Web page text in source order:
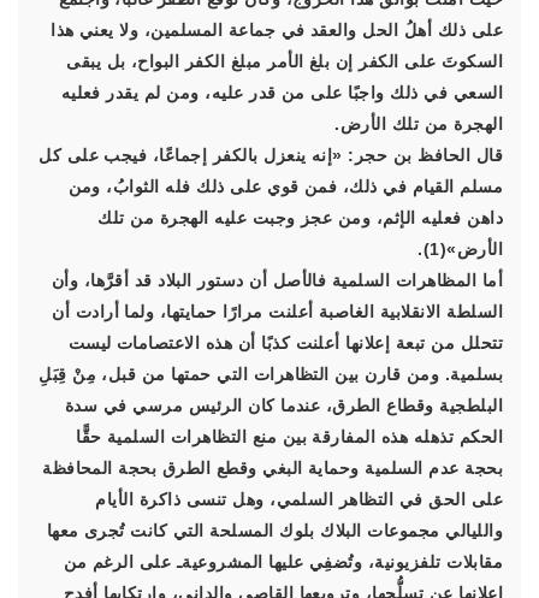
على ذلك أهلُ الحل والعقد في جماعة المسلمين، ولا يعني هذا
السكوتَ على الكفر إن بلغ الأمر مبلغ الكفر البواح، بل يبقى
السعي في ذلك واجبًا على من قدر عليه، ومن لم يقدر فعليه
الهجرة من تلك الأرض.
قال الحافظ بن حجر: «إنه ينعزل بالكفر إجماعًا، فيجب على كل
مسلم القيام في ذلك، فمن قوي على ذلك فله الثوابُ، ومن
داهن فعليه الإثم، ومن عجز وجبت عليه الهجرة من تلك
الأرض»(1).
أما المظاهرات السلمية فالأصل أن دستور البلاد قد أقرَّها، وأن
السلطة الانقلابية الغاصبة أعلنت مرارًا حمايتها، ولما أرادت أن
تتحلل من تبعة إعلانها أعلنت كذبًا أن هذه الاعتصامات ليست
بسلمية. ومن قارن بين التظاهرات التي حمتها من قبل، مِنْ قِبَلِ
البلطجية وقطاع الطرق، عندما كان الرئيس مرسي في سدة
الحكم تذهله هذه المفارقة بين منع التظاهرات السلمية حقًّا
بحجة عدم السلمية وحماية البغي وقطع الطرق بحجة المحافظة
على الحق في التظاهر السلمي، وهل تنسى ذاكرة الأيام
والليالي مجموعات البلاك بلوك المسلحة التي كانت تُجرى معها
مقابلات تلفزيونية، وتُضفِي عليها المشروعيةـ على الرغم من
إعلانها عن تسلُّحها، وترويعها القاصي والداني، وارتكابها أفدح